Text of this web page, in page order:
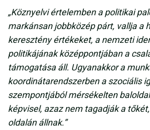
„Köznyelvi értelemben a politikai
markánsan jobbközép párt, vallja a
keresztény értékeket, a nemzeti
politikájának középpontjában a
támogatása áll. Ugyanakkor a
koordinátarendszerben a szociális
szempontjából mérsékelten
képvisel, azaz nem tagadják a
oldalán állnak.”